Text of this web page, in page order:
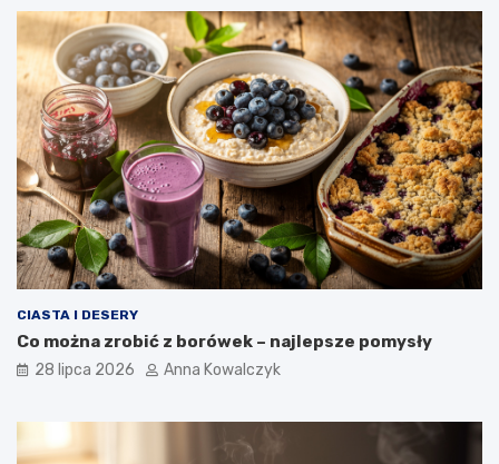
CIASTA I DESERY
Co można zrobić z borówek – najlepsze pomysły
28 lipca 2026 Anna Kowalczyk